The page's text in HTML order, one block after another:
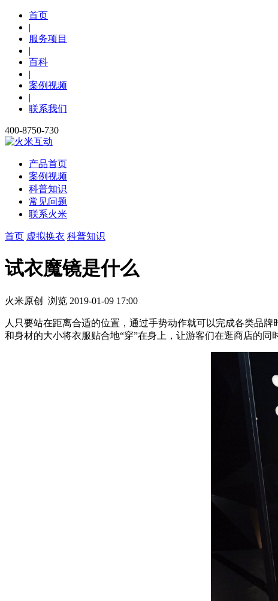
首页
|
服务项目
|
百科
|
案例视频
|
联系我们
400-8750-730
产品首页
案例视频
科普知识
常见问题
联系火米
首页 虚拟换衣 科普知识
试衣魔镜是什么
火米原创 浏览 2019-01-09 17:00
人只要站在距离合适的位置，通过手势动作就可以完成各类品
和身材的大小将衣服贴合地“穿”在身上，让游客们在逛商店的